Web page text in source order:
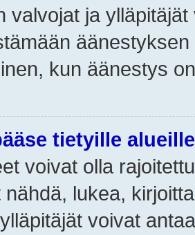
valvojat ja
kun äänestys
tietyille
voivat olla
lukea,
voivat